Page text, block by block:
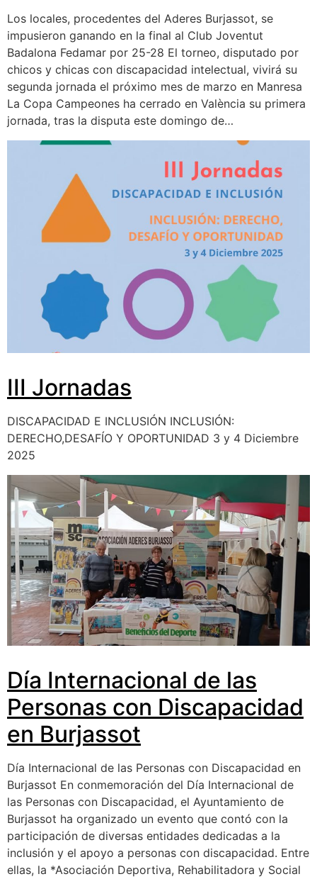
Los locales, procedentes del Aderes Burjassot, se
impusieron ganando en la final al Club Joventut
Badalona Fedamar por 25-28 El torneo, disputado por
chicos y chicas con discapacidad intelectual, vivirá su
segunda jornada el próximo mes de marzo en Manresa
La Copa Campeones ha cerrado en València su primera
jornada, tras la disputa este domingo de…
III Jornadas
DISCAPACIDAD E INCLUSIÓN INCLUSIÓN:
DERECHO,DESAFÍO Y OPORTUNIDAD 3 y 4 Diciembre
2025
Día Internacional de las
Personas con Discapacidad
en Burjassot
Día Internacional de las Personas con Discapacidad en
Burjassot En conmemoración del Día Internacional de
las Personas con Discapacidad, el Ayuntamiento de
Burjassot ha organizado un evento que contó con la
participación de diversas entidades dedicadas a la
inclusión y el apoyo a personas con discapacidad. Entre
ellas, la *Asociación Deportiva, Rehabilitadora y Social